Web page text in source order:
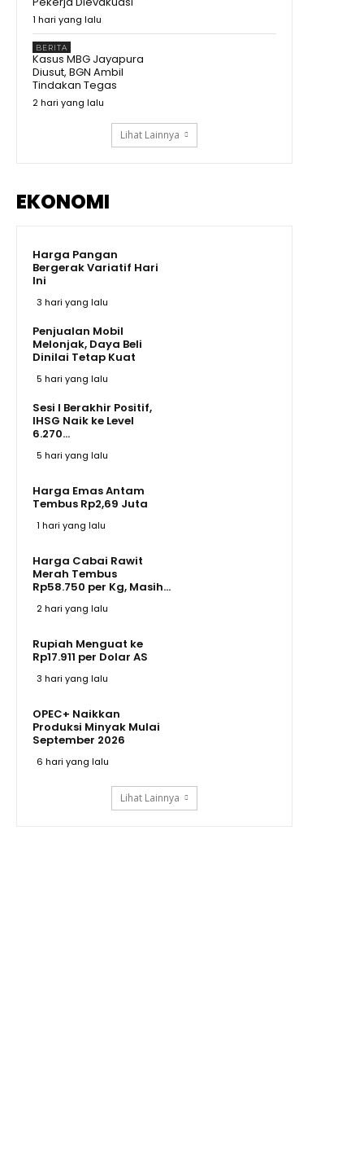
Dengar Curhat Soal Beras
Prabowo Kumpulkan Buku
Mana?
Kenapa Prabowo Sampai
Kumpulkan Buku Pelajaran
Asean? #shorts #trending
02:15
1 hari yang lalu
BERITA
Kasus MBG Jayapura
Diusut, BGN Ambil
Tindakan Tegas
2 hari yang lalu
Lihat Lainnya
EKONOMI
Harga Pangan
Bergerak Variatif Hari
Ini
3 hari yang lalu
Penjualan Mobil
Melonjak, Daya Beli
Dinilai Tetap Kuat
5 hari yang lalu
Sesi I Berakhir Positif,
IHSG Naik ke Level
6.270...
5 hari yang lalu
Harga Emas Antam
Tembus Rp2,69 Juta
1 hari yang lalu
Harga Cabai Rawit
Merah Tembus
Rp58.750 per Kg, Masih...
2 hari yang lalu
Rupiah Menguat ke
Rp17.911 per Dolar AS
3 hari yang lalu
OPEC+ Naikkan
Produksi Minyak Mulai
September 2026
6 hari yang lalu
Lihat Lainnya